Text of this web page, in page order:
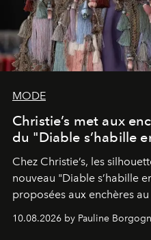
MODE
Christie’s met aux
du "Diable s’habille
Chez Christie’s, les
nouveau "Diable s’habille
proposées aux enchères
engagées pour la presse et
10.08.2026 by Pauline